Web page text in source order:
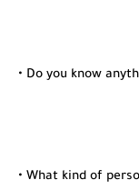
• Do you know
• What kind of